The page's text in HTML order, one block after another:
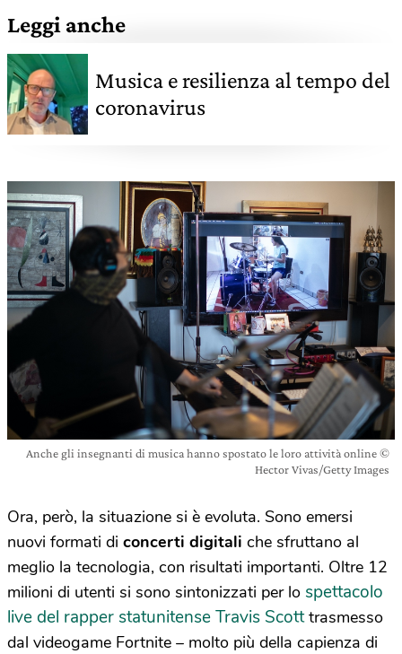
Leggi anche
Musica e resilienza al tempo del
coronavirus
Anche gli insegnanti di musica hanno spostato le loro attività online ©
Hector Vivas/Getty Images
Ora, però, la situazione si è evoluta. Sono emersi
nuovi formati di concerti digitali che sfruttano al
meglio la tecnologia, con risultati importanti. Oltre 12
milioni di utenti si sono sintonizzati per lo spettacolo
live del rapper statunitense Travis Scotttrasmesso
dal videogame Fortnite – molto più della capienza di